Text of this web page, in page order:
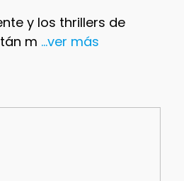
y los thrillers de
m ...ver más